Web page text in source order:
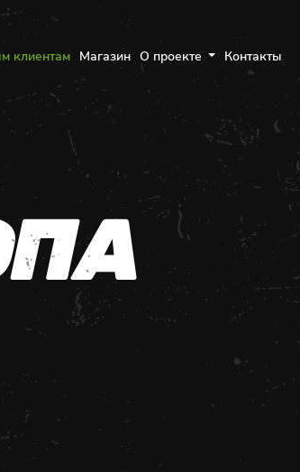
клиентам Магазин О проекте Контакты